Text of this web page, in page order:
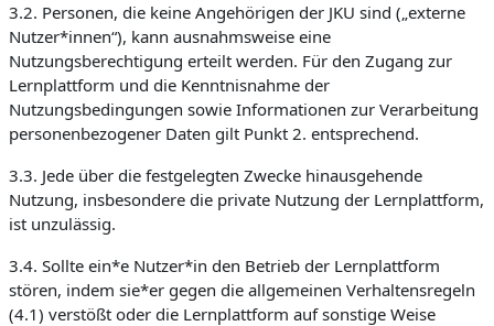
3.2. Personen, die keine Angehörigen der JKU sind („externe
Nutzer*innen“), kann ausnahmsweise eine
Nutzungsberechtigung erteilt werden. Für den Zugang zur
Lernplattform und die Kenntnisnahme der
Nutzungsbedingungen sowie Informationen zur Verarbeitung
personenbezogener Daten gilt Punkt 2. entsprechend.
3.3. Jede über die festgelegten Zwecke hinausgehende
Nutzung, insbesondere die private Nutzung der Lernplattform,
ist unzulässig.
3.4. Sollte ein*e Nutzer*in den Betrieb der Lernplattform
stören, indem sie*er gegen die allgemeinen Verhaltensregeln
(4.1) verstößt oder die Lernplattform auf sonstige Weise